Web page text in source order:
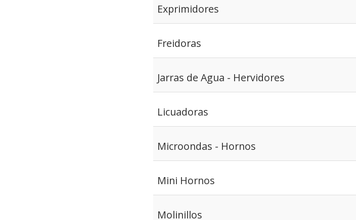
Exprimidores
Freidoras
Jarras de Agua - Hervidores
Licuadoras
Microondas - Hornos
Mini Hornos
Molinillos